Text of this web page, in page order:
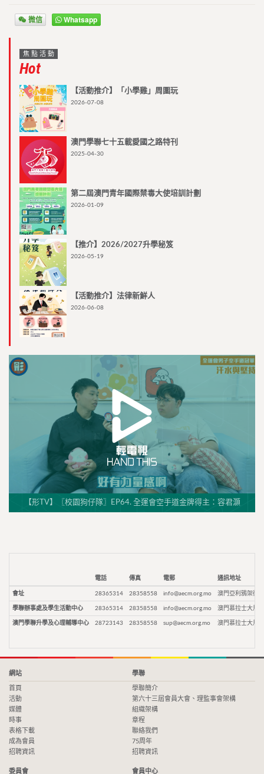
微信 Whatsapp
焦點活動
Hot
【活動推介】「小學雞」周圍玩
2026-07-08
澳門學聯七十五載愛國之路特刊
2025-04-30
第二屆澳門青年國際禁毒大使培訓計劃
2026-01-09
【推介】2026/2027升學秘笈
2026-05-19
【活動推介】法律新鮮人
2026-06-08
【形TV】〖校園狗仔隊〗EP64. 全運會空手道金牌得主：容君灝
電話 傳真 電郵 通訊地址
會址 28365314 28358558 info@aecm.org.mo 澳門亞利鴉架街9
學聯辦事處及學生活動中心 28365314 28358558 info@aecm.org.mo 澳門慕拉士大馬
澳門學聯升學及心理輔導中心 28723143 28358558 sup@aecm.org.mo 澳門慕拉士大馬
網站
首頁
活動
媒體
時事
表格下載
成為會員
招聘資訊
學聯
學聯簡介
第六十三屆會員大會、理監事會架構
組織架構
章程
聯絡我們
75周年
招聘資訊
委員會 會員中心